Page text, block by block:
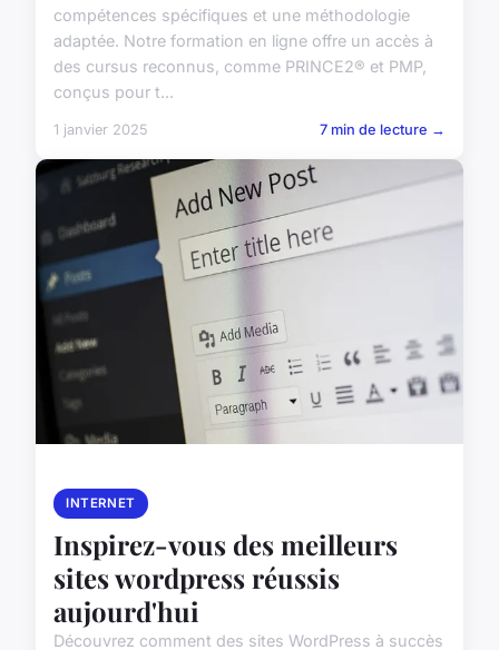
compétences spécifiques et une méthodologie
adaptée. Notre formation en ligne offre un accès à
des cursus reconnus, comme PRINCE2® et PMP,
conçus pour t...
1 janvier 2025 7 min de lecture →
INTERNET
Inspirez-vous des meilleurs
sites wordpress réussis
aujourd'hui
Découvrez comment des sites WordPress à succès